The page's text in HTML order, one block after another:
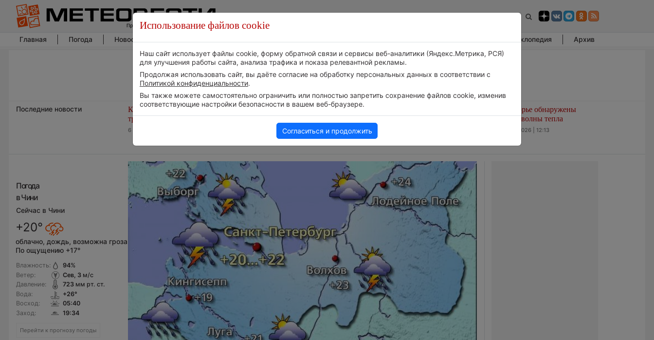
Главная Погода Новости погоды Энциклопедия Архив
Последние новости
Космическая погода и
транспорт
6 августа 2026 | 15:13
Приложение построит маршрут
через тень
6 августа 2026 | 13:12
событий в нашем
В Приморье обнаружены
морские волны тепла
6 августа 2026 | 12:13
Погода
в Чини
Сейчас в Чини
+20°
облачно, дождь, возможна гроза
По ощущению +17°
Влажность:
Ветер:
Давление:
Вода:
Восход:
Заход:
94%
Сев, 3м/с
723мм рт. ст.
+26°
05:40
19:34
Перейти к прогнозу погоды
Использование файлов cookie
Наш сайт использует файлы cookie, форму обратной связи и сервисы веб-аналитики (Яндекс.Метрика, РСЯ)
для улучшения работы сайта, анализа трафика и показа релевантной рекламы.
Продолжая использовать сайт, вы даёте согласие на обработку персональных данных в соответствии с
Политикой конфиденциальности.
Вы также можете самостоятельно ограничить или полностью запретить сохранение файлов cookie, изменив
соответствующие настройки безопасности в вашем веб-браузере.
Согласиться и продолжить